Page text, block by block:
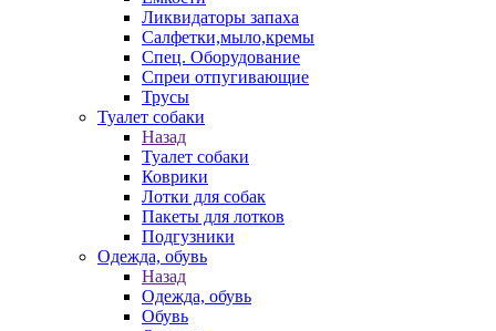
Ликвидаторы запаха
Салфетки,мыло,кремы
Спец. Оборудование
Спреи отпугивающие
Трусы
Туалет собаки
Назад
Туалет собаки
Коврики
Лотки для собак
Пакеты для лотков
Подгузники
Одежда, обувь
Назад
Одежда, обувь
Обувь